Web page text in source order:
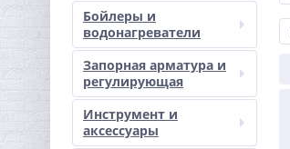
Бойлеры и
водонагреватели
Запорная арматура и
регулирующая
Инструмент и
аксессуары